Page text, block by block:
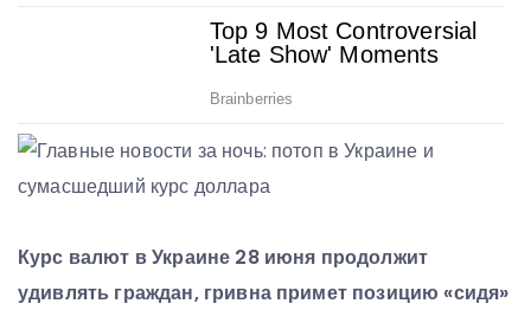
Курс валют в Украине 28 июня продолжит
удивлять граждан, гривна примет позицию «сидя»